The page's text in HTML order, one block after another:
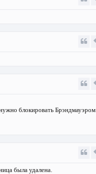
блокировать Брэндмауэром
была удалена.